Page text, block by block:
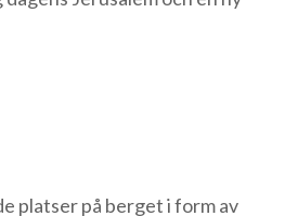
platser på berget i form av